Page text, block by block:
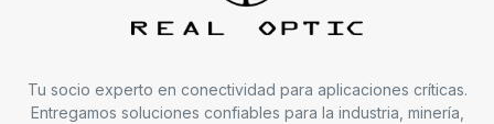
Tu socio experto en conectividad para aplicaciones críticas.
Entregamos soluciones confiables para la industria, minería,